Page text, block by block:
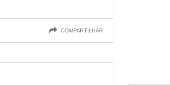
COMPARTILHAR